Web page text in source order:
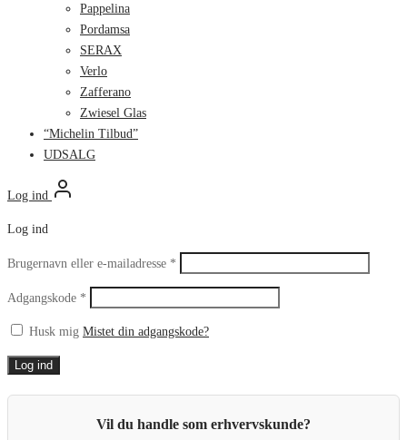
Pappelina
Pordamsa
SERAX
Verlo
Zafferano
Zwiesel Glas
“Michelin Tilbud”
UDSALG
Log ind
Log ind
Brugernavn eller e-mailadresse *
Adgangskode *
Husk mig Mistet din adgangskode?
Log ind
Vil du handle som erhvervskunde?